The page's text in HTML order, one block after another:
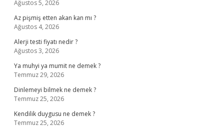
Ağustos 5, 2026
Az pişmiş etten akan kan mı ?
Ağustos 4, 2026
Alerji testi fiyatı nedir ?
Ağustos 3, 2026
Ya muhyi ya mumit ne demek ?
Temmuz 29, 2026
Dinlemeyi bilmek ne demek ?
Temmuz 25, 2026
Kendilik duygusu ne demek ?
Temmuz 25, 2026